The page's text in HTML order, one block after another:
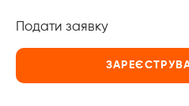
Подати заявку